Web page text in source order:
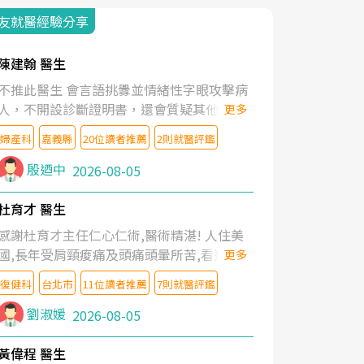
就醫經驗分享
建翰 醫生
推此醫生 會言語挑釁並情緒性字眼攻擊病
，不開設診斷證明書，還會質疑其他醫生
判斷！
更多
婦產科 嘉義縣 20位讀者推薦 2則就醫評鑑
殷迺中 2026-08-05
育才 醫生
謝杜育才主任仁心仁術,醫術精湛! 人住美
,長年受肩頸痠痛及頭痛頭暈所苦,看遍名醫
授,做了各種檢查,也嘗試過西醫打針,中醫
灸及物理徒手治療都沒有用,後來連吃到嗎
類止痛藥都效果有限,只是壓症狀,沒多久就
起來,多年失眠嚴重影響生活品質. 台灣親
介紹忠孝醫院杜育才主任是頸頭症候群專
更多
復健科 台北市 11位讀者推薦 7則就醫評鑑
劉淑媛 2026-08-05
偉程 醫生